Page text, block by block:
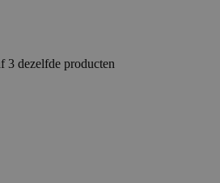
3 dezelfde producten